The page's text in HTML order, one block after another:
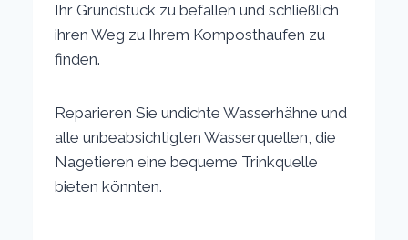
Ihr Grundstück zu befallen und schließlich
ihren Weg zu Ihrem Komposthaufen zu
finden.
Reparieren Sie undichte Wasserhähne und
alle unbeabsichtigten Wasserquellen, die
Nagetieren eine bequeme Trinkquelle
bieten könnten.